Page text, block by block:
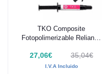
Añadir al carrito
TKO Composite
Fotopolimerizable Reliance
27,06€ 35,04€
I.V.A Incluido